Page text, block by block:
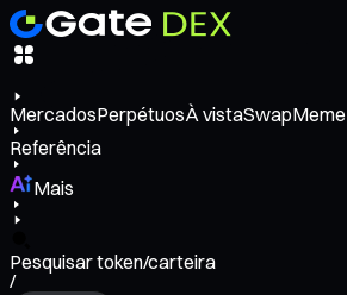
MercadosPerpétuosÀ vistaSwapMeme
Referência
Mais
Pesquisar token/carteira
/